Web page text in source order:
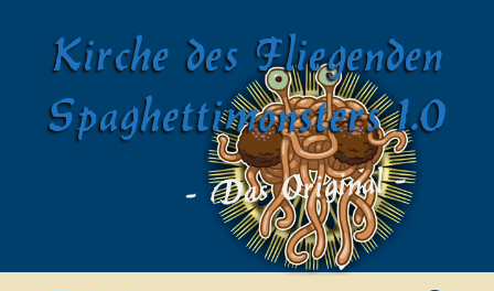
springenKirche des Fliegenden
Spaghettimonsters 1.0
- Das Original -